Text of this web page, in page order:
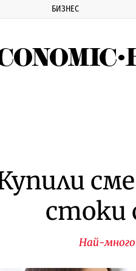
БИЗНЕС
стоки
Най-много